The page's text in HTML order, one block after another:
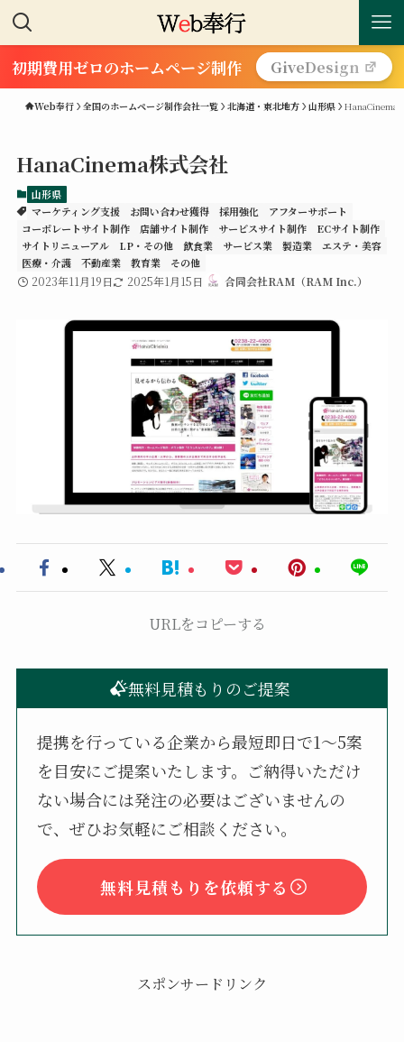
初期費用ゼロのホームページ制作 GiveDesign
Web奉行 全国のホームページ制作会社一覧 北海道・東北地方 山形県 HanaCinema
HanaCinema株式会社
山形県
マーケティング支援
お問い合わせ獲得 採用強化
アフターサポート
コーポレートサイト制作
店舗サイト制作 サービスサイト制作
ECサイト制作
サイトリニューアル
LP・その他 飲食業 サービス業 製造業
エステ・美容
医療・介護
不動産業 教育業 その他
2023年11月19日 2025年1月15日 合同会社RAM（RAM Inc.）
URLをコピーする
無料見積もりのご提案
提携を行っている企業から最短即日で1〜5案
を目安にご提案いたします。ご納得いただけ
ない場合には発注の必要はございませんの
で、ぜひお気軽にご相談ください。
無料見積もりを依頼する
スポンサードリンク